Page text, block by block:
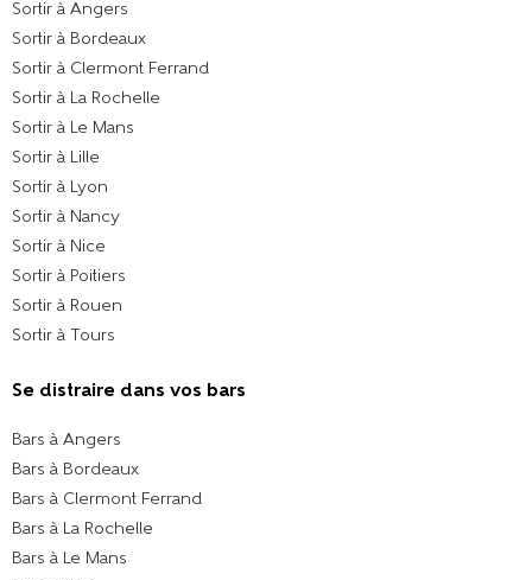
Sortir à Angers
Sortir à Bordeaux
Sortir à Clermont Ferrand
Sortir à La Rochelle
Sortir à Le Mans
Sortir à Lille
Sortir à Lyon
Sortir à Nancy
Sortir à Nice
Sortir à Poitiers
Sortir à Rouen
Sortir à Tours
Se distraire dans vos bars
Bars à Angers
Bars à Bordeaux
Bars à Clermont Ferrand
Bars à La Rochelle
Bars à Le Mans